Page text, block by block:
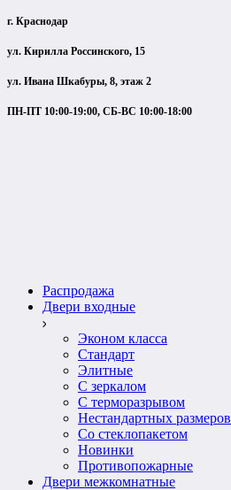
г. Краснодар
ул. Кирилла Россинского, 15
ул. Ивана Шкабуры, 8, этаж 2
ПН-ПТ 10:00-19:00, СБ-ВС 10:00-18:00
Распродажа
Двери входные
Эконом класса
Стандарт
Элитные
С зеркалом
С терморазрывом
Нестандартных размеров
Со стеклопакетом
Новинки
Противопожарные
Двери межкомнатные